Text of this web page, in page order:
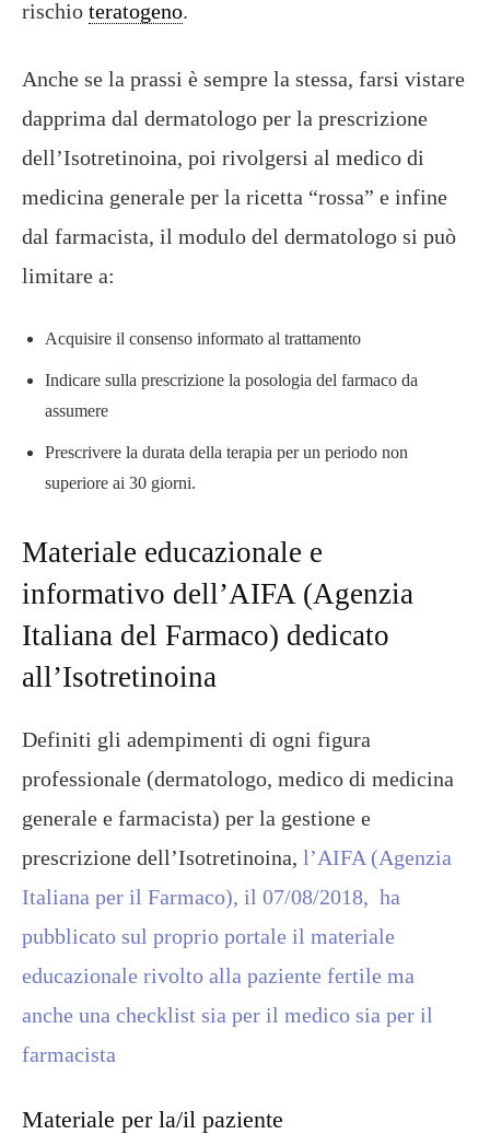
rischio teratogeno.
Anche se la prassi è sempre la stessa, farsi vistare
dapprima dal dermatologo per la prescrizione
dell’Isotretinoina, poi rivolgersi al medico di
medicina generale per la ricetta “rossa” e infine
dal farmacista, il modulo del dermatologo si può
limitare a:
Acquisire il consenso informato al trattamento
Indicare sulla prescrizione la posologia del farmaco da
assumere
Prescrivere la durata della terapia per un periodo non
superiore ai 30 giorni.
Materiale educazionale e
informativo dell’AIFA (Agenzia
Italiana del Farmaco) dedicato
all’Isotretinoina
Definiti gli adempimenti di ogni figura
professionale (dermatologo, medico di medicina
generale e farmacista) per la gestione e
prescrizione dell’Isotretinoina, l’AIFA (Agenzia
Italiana per il Farmaco), il 07/08/2018, ha
pubblicato sul proprio portale il materiale
educazionale rivolto alla paziente fertile ma
anche una checklist sia per il medico sia per il
farmacista
Materiale per la/il paziente